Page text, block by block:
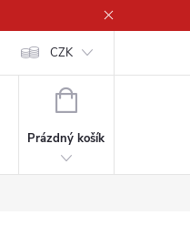
CZK
NÁKUPNÍ
Prázdný košík